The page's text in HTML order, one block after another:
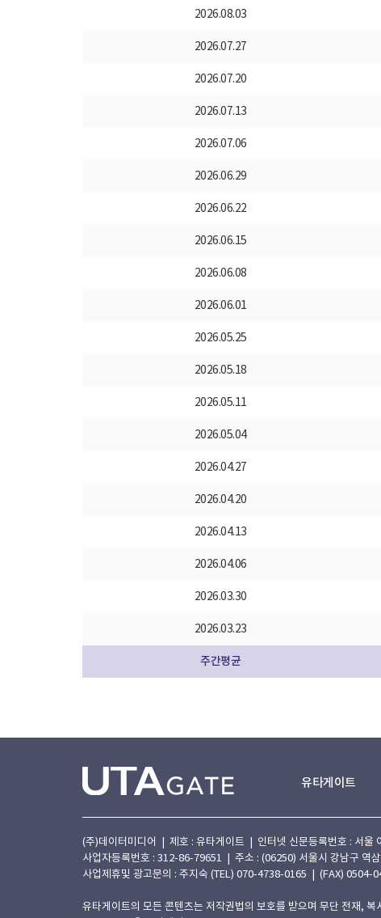
2026.08.03
2026.07.27
2026.07.20
2026.07.13
2026.07.06
2026.06.29
2026.06.22
2026.06.15
2026.06.08
2026.06.01
2026.05.25
2026.05.18
2026.05.11
2026.05.04
2026.04.27
2026.04.20
2026.04.13
2026.04.06
2026.03.30
2026.03.23
주간평균
유타게이트
(주)데이터미디어 | 제호 : 유타게이트 | 인터넷 신문등록번호 : 서
사업자등록번호 : 312-86-79651 | 주소 : (06250) 서울시 강남구 역
사업제휴및 광고문의 : 주지숙 (TEL) 070-4738-0165 | (FAX)
유타게이트의 모든 콘텐츠는 저작권법의 보호를 받으며 무단 전재, 복